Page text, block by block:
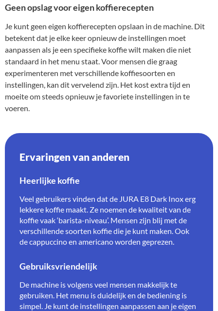
Geen opslag voor eigen koffierecepten
Je kunt geen eigen koffierecepten opslaan in de machine. Dit
betekent dat je elke keer opnieuw de instellingen moet
aanpassen als je een specifieke koffie wilt maken die niet
standaard in het menu staat. Voor mensen die graag
experimenteren met verschillende koffiesoorten en
instellingen, kan dit vervelend zijn. Het kost extra tijd en
moeite om steeds opnieuw je favoriete instellingen in te
voeren.
Ervaringen van anderen
Heerlijke koffie
Veel gebruikers vinden dat de JURA E8 Dark Inox erg
lekkere koffie maakt. Ze noemen de kwaliteit van de
koffie vaak ‘barista-niveau’. Mensen zijn blij met de
verschillende soorten koffie die je kunt maken. Ook
de cappuccino en americano worden geprezen.
Gebruiksvriendelijk
De machine is volgens veel mensen makkelijk te
gebruiken. Het menu is duidelijk en de bediening is
simpel. Je kunt de instellingen aanpassen aan je eigen